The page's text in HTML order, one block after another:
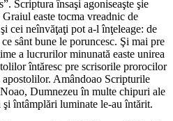
Scriptura însaşi agoniseaşte şie
easte tocma vreadnic de
cei neînvăţaţi pot a-l înţeleage: de
sânt bune le poruncesc. Şi mai pre
a lucrurilor minunată easte unirea
întăresc pre scrisorile prorocilor
Amândoao Scripturile
Noao, Dumnezeu în multe chipuri ale
întâmplări luminate le-au întărit.